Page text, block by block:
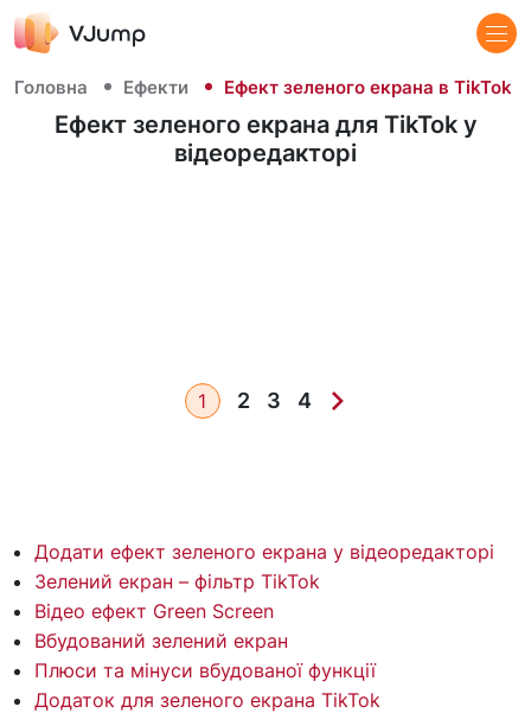
Головна Ефекти Ефект зеленого екрана в TikTok
Ефект зеленого екрана для TikTok у
відеоредакторі
1 2 3 4
Додати ефект зеленого екрана у відеоредакторі
Зелений екран – фільтр TikTok
Відео ефект Green Screen
Вбудований зелений екран
Плюси та мінуси вбудованої функції
Додаток для зеленого екрана TikTok